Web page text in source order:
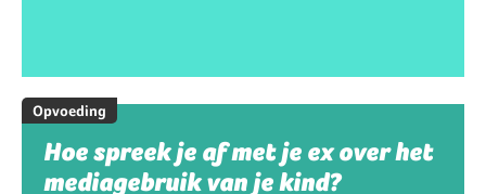
Opvoeding
Hoe spreek je af met je ex over het
mediagebruik van je kind?